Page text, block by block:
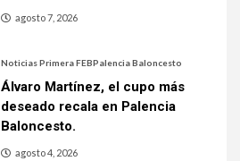
agosto 7, 2026
Noticias Primera FEBPalencia Baloncesto
Álvaro Martínez, el cupo más
deseado recala en Palencia
Baloncesto.
agosto 4, 2026